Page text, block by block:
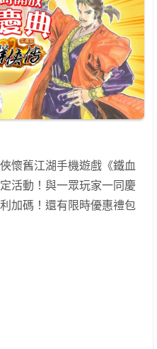
懷舊江湖手機遊戲《鐵血
活動！與一眾玩家一同慶
加碼！還有限時優惠禮包